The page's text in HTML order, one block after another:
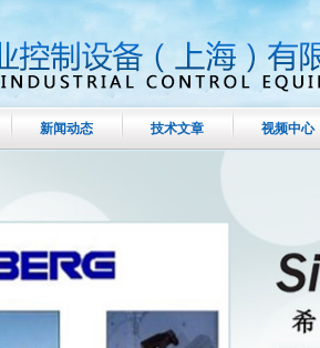
新闻动态 技术文章 视频中心